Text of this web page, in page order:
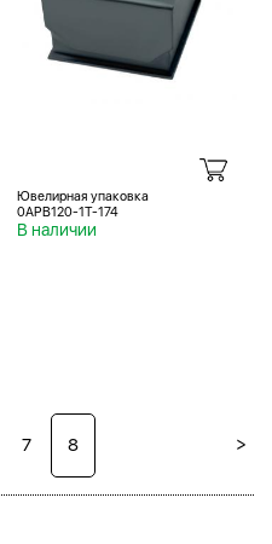
Ювелирная упаковка
0APB120-1T-174
В наличии
7 8 >